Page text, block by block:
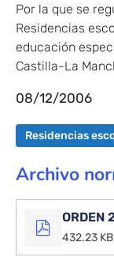
Por la que se
Residencias
educación
Castilla-La
08/12/2006
Residencias
Archivo
ORDEN
432.23 KB